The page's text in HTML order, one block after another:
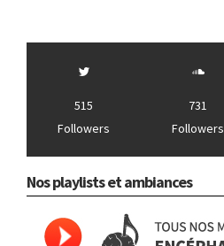
515
Followers
731
Followers
Nos playlists et ambiances